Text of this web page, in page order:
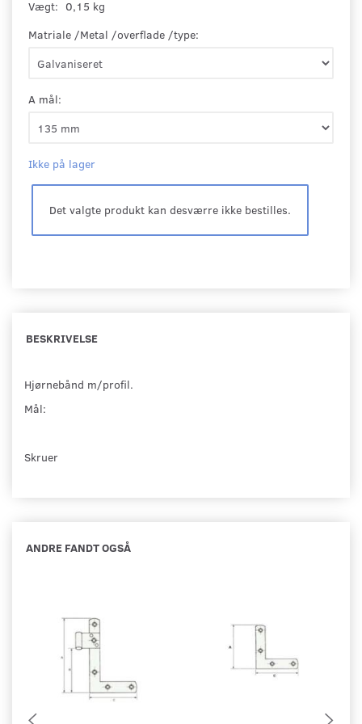
Vægt: 0,15 kg
Matriale /Metal /overflade /type:
A mål:
Ikke på lager
Det valgte produkt kan desværre ikke bestilles.
BESKRIVELSE
Hjørnebånd m/profil.
Mål:
Skruer
ANDRE FANDT OGSÅ